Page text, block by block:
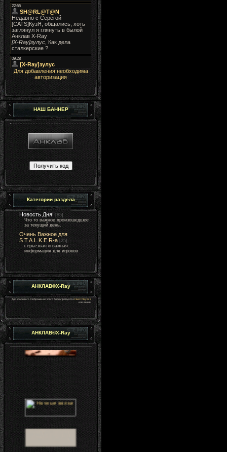
Для добавления необходима
авторизация
НАШ БАННЕР
Категории раздела
Новость Дня! [85]
Что то важное произошедшее
за текущий день.
Очень Важное для
S.T.A.L.K.E.R-а [25]
серьёзная и важная
информация для игроков
АНКЛАВ©X-Ray
Для красивого отображения этого блока требуетсяFlash Player 9
или выше.
АНКЛАВ©X-Ray